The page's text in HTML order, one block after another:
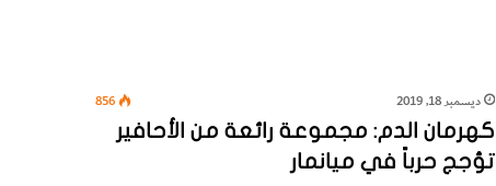
ديسمبر 18, 2019 856
كهرمان الدم: مجموعة رائعة من الأحافير
تؤجج حرباً في ميانمار